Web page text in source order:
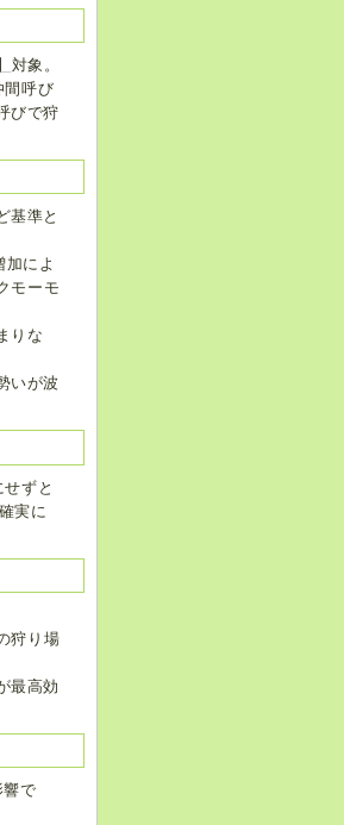
対象。
間呼び
びで狩
基準と
によ
モーモ
りな
いが波
ずと
実に
狩り場
最高効
響で